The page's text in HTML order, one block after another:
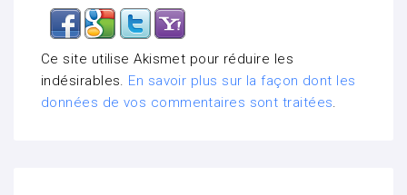
Ce site utilise Akismet pour réduire les
indésirables. En savoir plus sur la façon dont les
données de vos commentaires sont traitées.